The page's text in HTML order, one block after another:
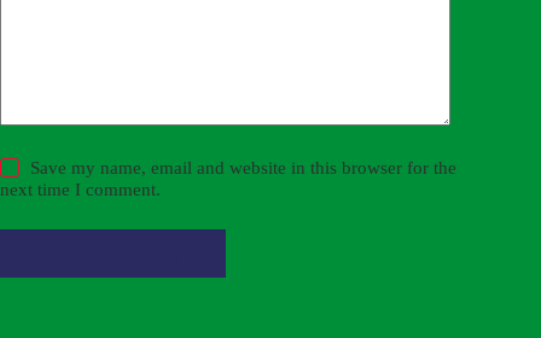
Save my name, email and website in this browser for the
next time I comment.